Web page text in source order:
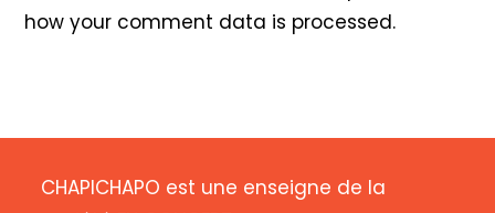
how your comment data is processed.
CHAPICHAPO est une enseigne de la